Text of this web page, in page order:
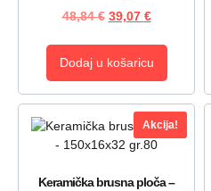
48,84€ 39,07 €
Dodaj u košaricu
Akcija!
Keramička brusna ploča –